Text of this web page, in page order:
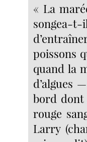
« La
songea-
poissons
quand la
d’algues
bord dont
rouge
Larry